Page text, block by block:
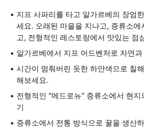
지프 사파리를 타고 알가르베의 장엄
세요. 오래된 마을을 지나고, 증류소에
고, 전형적인 레스토랑에서 맛있는 점
알가르베에서 지프 어드벤처로 자연과
시간이 멈춰버린 듯한 하얀색으로 칠
해보세요.
전형적인 "메드로뉴" 증류소에서 현지
기
증류소에서 전통 방식으로 꿀을 생산